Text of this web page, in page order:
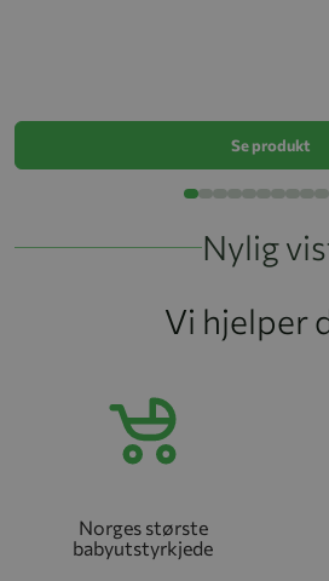
Se produkt
Nylig
Vi hjelper
Norges største
babyutstyrkjede